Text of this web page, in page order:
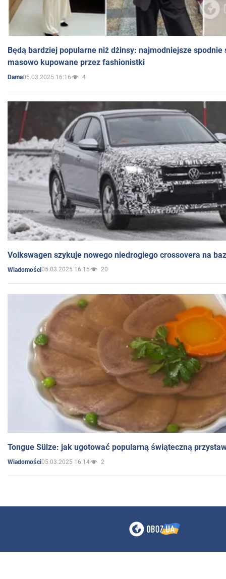
Będą bardziej popularne niż dżinsy: najmodniejsze spodnie
masowo kupowane przez fashionistki
Dama05.03.2025 16:16 4
Volkswagen szykuje nowego niedrogiego crossovera na
Wiadomości05.03.2025 16:15 20
Tongue Sülze: jak ugotować popularną świąteczną
Wiadomości05.03.2025 16:14 2